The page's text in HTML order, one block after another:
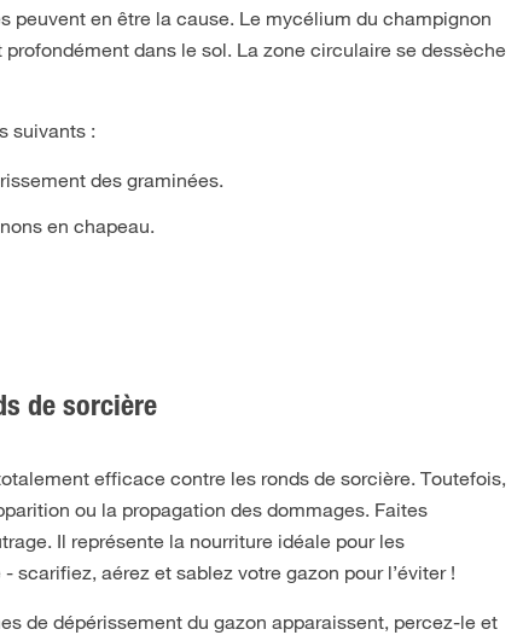
peuvent en être la cause. Le mycélium du champignon
dans le sol. La zone circulaire se dessèche
suivants :
des graminées.
en chapeau.
de sorcière
efficace contre les ronds de sorcière. Toutefois,
ou la propagation des dommages. Faites
Il représente la nourriture idéale pour les
aérez et sablez votre gazon pour l’éviter !
de dépérissement du gazon apparaissent, percez-le et